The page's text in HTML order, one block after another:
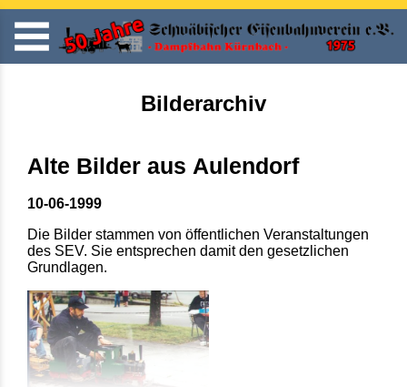
Bilderarchiv
Alte Bilder aus Aulendorf
10-06-1999
Die Bilder stammen von öffentlichen Veranstaltungen
des SEV. Sie entsprechen damit den gesetzlichen
Grundlagen.